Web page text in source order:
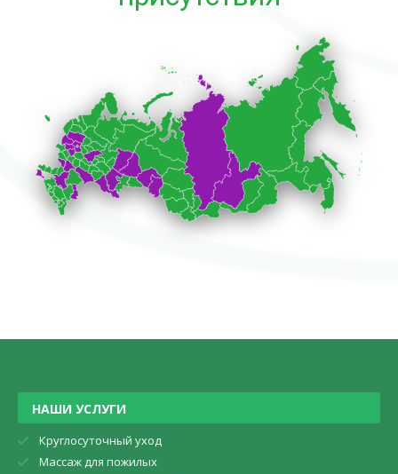
НАШИ УСЛУГИ
Круглосуточный уход
Массаж для пожилых